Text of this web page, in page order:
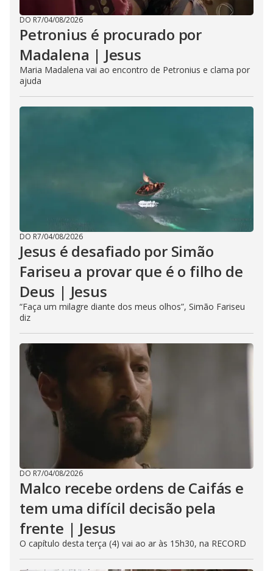
DO R7/04/08/2026
Petronius é procurado por
Madalena | Jesus
Maria Madalena vai ao encontro de Petronius e clama por
ajuda
DO R7/04/08/2026
Jesus é desafiado por Simão
Fariseu a provar que é o filho de
Deus | Jesus
“Faça um milagre diante dos meus olhos”, Simão Fariseu
diz
DO R7/04/08/2026
Malco recebe ordens de Caifás e
tem uma difícil decisão pela
frente | Jesus
O capítulo desta terça (4) vai ao ar às 15h30, na RECORD